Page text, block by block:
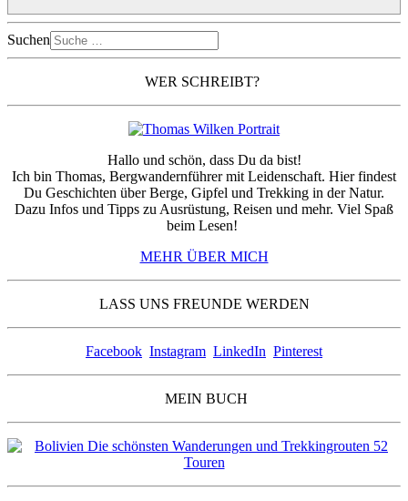
Suchen
WER SCHREIBT?
Hallo und schön, dass Du da bist!
Ich bin Thomas, Bergwandernführer mit Leidenschaft. Hier findest
Du Geschichten über Berge, Gipfel und Trekking in der Natur.
Dazu Infos und Tipps zu Ausrüstung, Reisen und mehr. Viel Spaß
beim Lesen!
MEHR ÜBER MICH
LASS UNS FREUNDE WERDEN
Facebook Instagram LinkedIn Pinterest
MEIN BUCH